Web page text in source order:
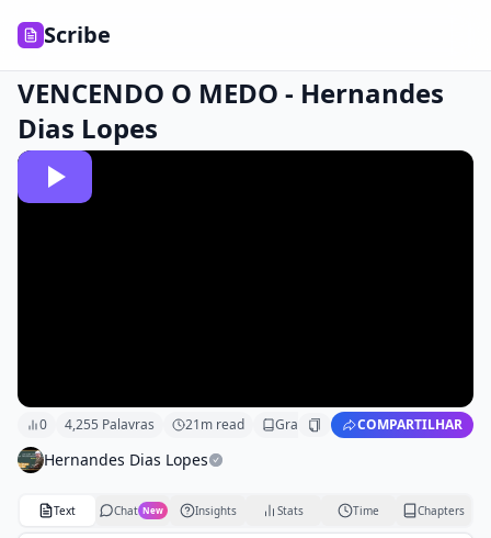
Scribe
VENCENDO O MEDO - Hernandes
Dias Lopes
0 4,255 Palavras 21m read Grade8 COMPARTILHAR
Hernandes Dias Lopes
Text Chat New Insights Stats Time Chapters